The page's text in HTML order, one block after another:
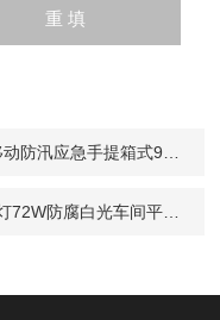
汛应急手提箱式96W
防腐白光车间平板灯